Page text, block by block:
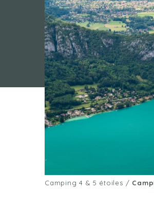
Camping 4 & 5 étoiles /